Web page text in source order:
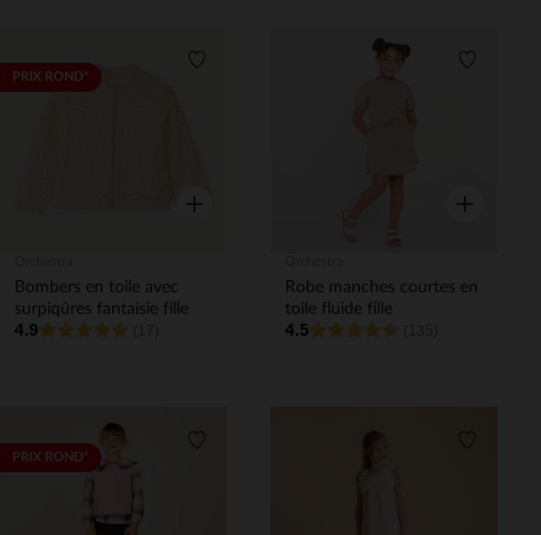
PRIX ROND*
Aperçu rapide
Bombers en toile avec
surpiqûres fantaisie fille
4.9
Aperçu
Robe manches courtes en
toile fluide fille
4.5
PRIX ROND*